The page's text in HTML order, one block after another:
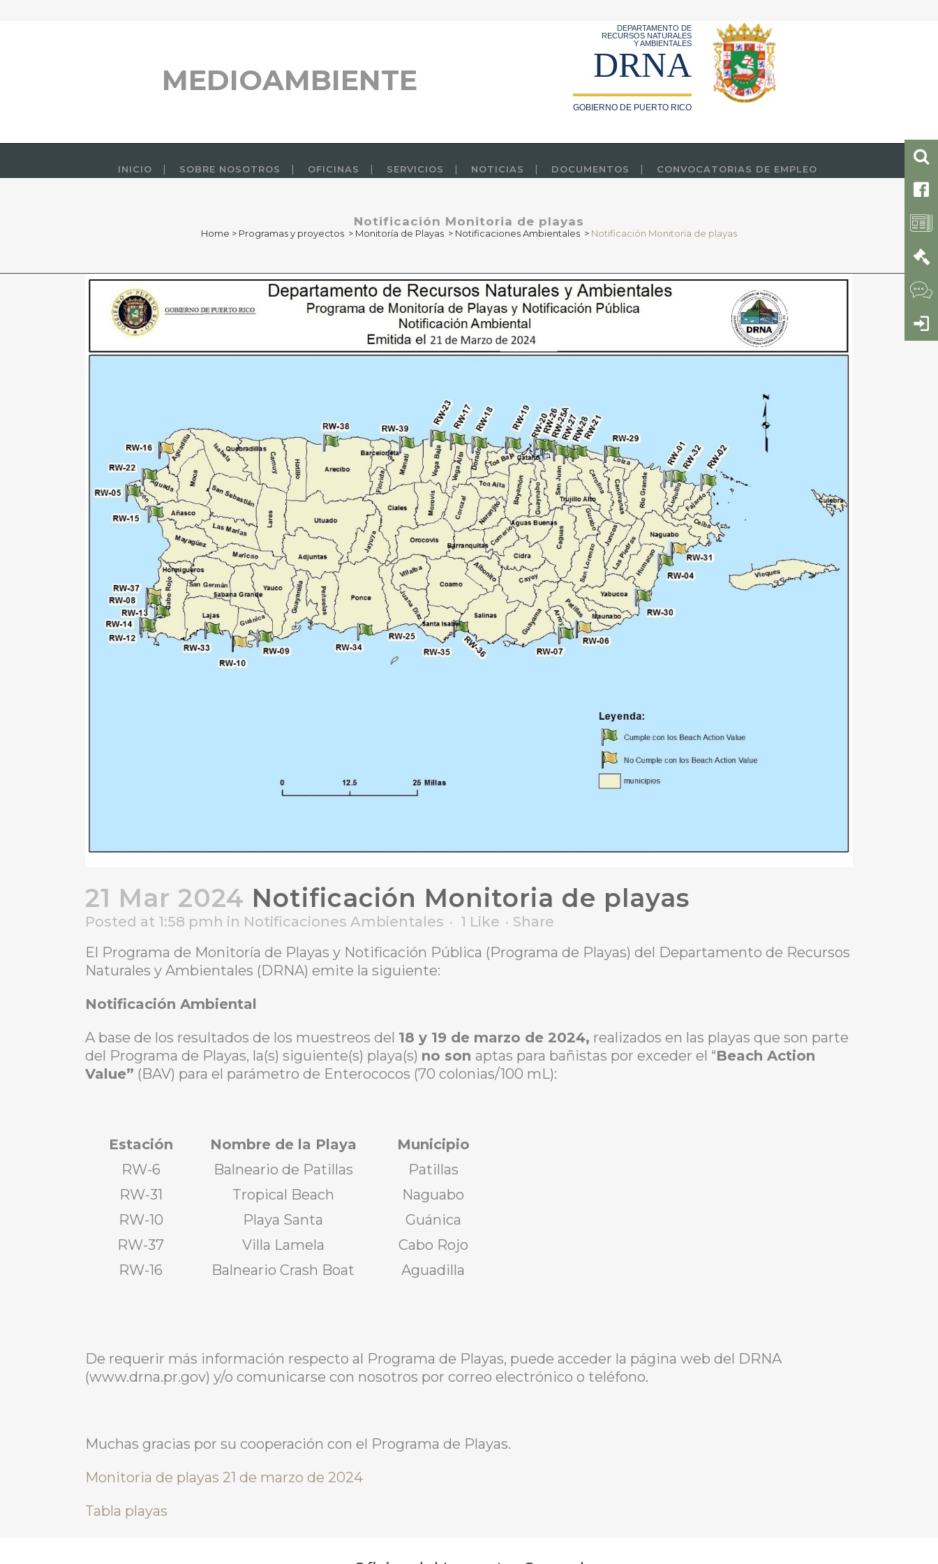
MEDIOAMBIENTE
DEPARTAMENTO DE
RECURSOS NATURALES
Y AMBIENTALES
DRNA
GOBIERNO DE PUERTO RICO
INICIO SOBRE NOSOTROS OFICINAS SERVICIOS NOTICIAS DOCUMENTOS CONVOCATORIAS DE EMPLEO
Notificación Monitoria de playas
Home > Programas y proyectos > Monitoría de Playas > Notificaciones Ambientales > Notificación Monitoria de playas
21 Mar 2024 Notificación Monitoria de playas
Posted at 1:58 pmh in Notificaciones Ambientales 1 Like
Share
El Programa de Monitoría de Playas y Notificación Pública (Programa de Playas) del Departamento de Recursos
Naturales y Ambientales (DRNA) emite la siguiente:
Notificación Ambiental
A base de los resultados de los muestreos del 18 y 19 de marzo de 2024, realizados en las playas que son parte
del Programa de Playas, la(s) siguiente(s) playa(s) no son aptas para bañistas por exceder el “Beach Action
Value” (BAV) para el parámetro de Enterococos (70 colonias/100 mL):
Estación Nombre de la Playa
Municipio
RW-6
Balneario de Patillas
Patillas
RW-31
Tropical Beach
Naguabo
RW-10
Playa Santa
Guánica
RW-37
Villa Lamela
Cabo Rojo
RW-16
Balneario Crash Boat Aguadilla
De requerir más información respecto al Programa de Playas, puede acceder la página web del DRNA
(www.drna.pr.gov) y/o comunicarse con nosotros por correo electrónico o teléfono.
Muchas gracias por su cooperación con el Programa de Playas.
Monitoria de playas 21 de marzo de 2024
Tabla playas